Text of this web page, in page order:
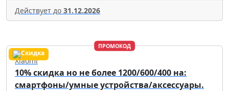
Действует до 31.12.2026
ПРОМОКОД
Xiaomi
10% скидка но не более 1200/600/400 на:
смартфоны/умные устройства/аксессуары.